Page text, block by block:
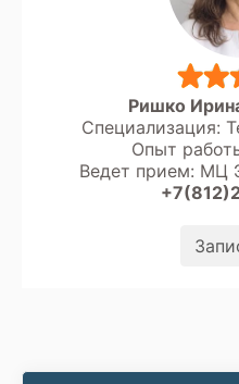
Ришко
Специализация:
Опыт
Ведет прием: МЦ